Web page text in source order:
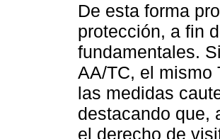
De esta forma
protección, a fin
fundamentales.
AA/TC, el mismo
las medidas
destacando que,
el derecho de